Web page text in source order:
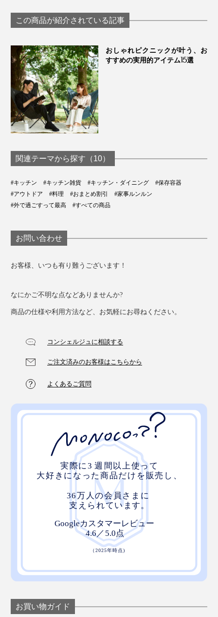
そして何より、使っていて気持ちのいい、色とデザイ
毎日のご飯の仕度を快適にしてくれます！
イッティサン
イッティサン
この商品が紹介されている記事
おしゃれピクニックが叶う、お
すすめの実用的アイテム15選
関連テーマから探す（10）
#キッチン #キッチン雑貨 #キッチン・ダイニング
#保存容器
#アウトドア
#料理 #おまとめ割引
#家事ルンルン
#外で過ごすって最高
#すべての商品
お問い合わせ
お客様、いつも有り難うございます！
なにかご不明な点などありませんか?
商品の仕様や利用方法など、お気軽にお尋ねください。
コンシェルジュに相談する
ご注文済みのお客様はこちらから
よくあるご質問
お買い物ガイド